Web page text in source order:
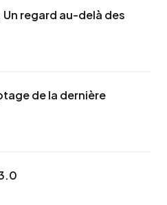
regard au-delà des
de la dernière